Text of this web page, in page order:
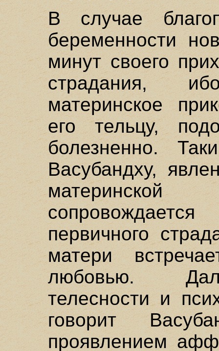
В случае
беременности
минут своего
страдания,
материнское
его тельцу,
болезненно.
Васубандху,
первичного
матери
любовью.
телесности и
говорит
проявлением